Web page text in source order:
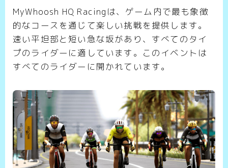
MyWhoosh HQ Racingは、ゲーム内で最も象徴
的なコースを通じて楽しい挑戦を提供します。
速い平坦部と短い急な坂があり、すべてのタイ
プのライダーに適しています。このイベントは
すべてのライダーに開かれています。